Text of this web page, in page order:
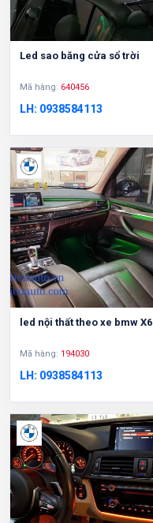
Led sao băng cửa sổ trời
Mã hàng: 640456
LH: 0938584113
led nội thất theo xe bmw X6
Mã hàng: 194030
LH: 0938584113